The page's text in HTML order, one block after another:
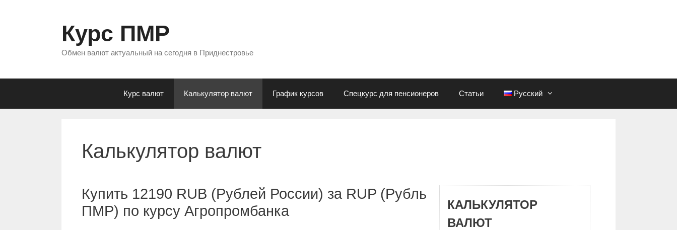
Курс ПМР
Обмен валют актуальный на сегодня в Приднестровье
Курс валют Калькулятор валют График курсов Спецкурс для пенсионеров Статьи Русский
Калькулятор валют
Купить 12190 RUB (Рублей России) за RUP (Рубль
ПМР) по курсу Агропромбанка
КАЛЬКУЛЯТОР
ВАЛЮТ